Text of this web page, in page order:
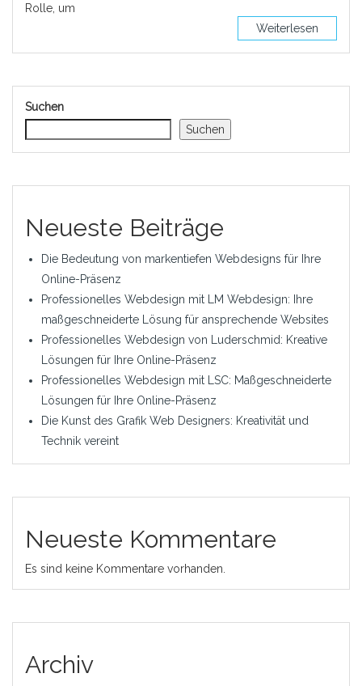
Rolle, um
Weiterlesen
Suchen
Suchen
Neueste Beiträge
Die Bedeutung von markentiefen Webdesigns für Ihre
Online-Präsenz
Professionelles Webdesign mit LM Webdesign: Ihre
maßgeschneiderte Lösung für ansprechende Websites
Professionelles Webdesign von Luderschmid: Kreative
Lösungen für Ihre Online-Präsenz
Professionelles Webdesign mit LSC: Maßgeschneiderte
Lösungen für Ihre Online-Präsenz
Die Kunst des Grafik Web Designers: Kreativität und
Technik vereint
Neueste Kommentare
Es sind keine Kommentare vorhanden.
Archiv